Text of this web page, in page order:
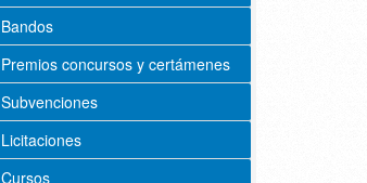
Bandos
Premios concursos y certámenes
Subvenciones
Licitaciones
Cursos